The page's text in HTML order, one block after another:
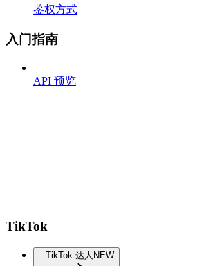
鉴权方式
入门指南
API 预览
TikTok
TikTok 达人 NEW